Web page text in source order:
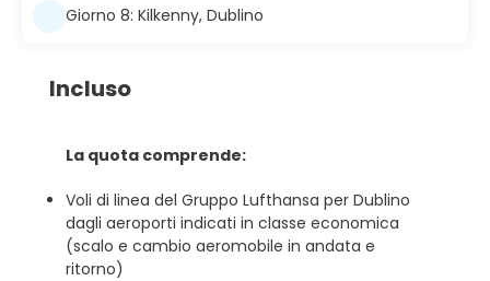
Giorno 8: Kilkenny, Dublino
Incluso
La quota comprende:
Voli di linea del Gruppo Lufthansa per Dublino
dagli aeroporti indicati in classe economica
(scalo e cambio aeromobile in andata e
ritorno)